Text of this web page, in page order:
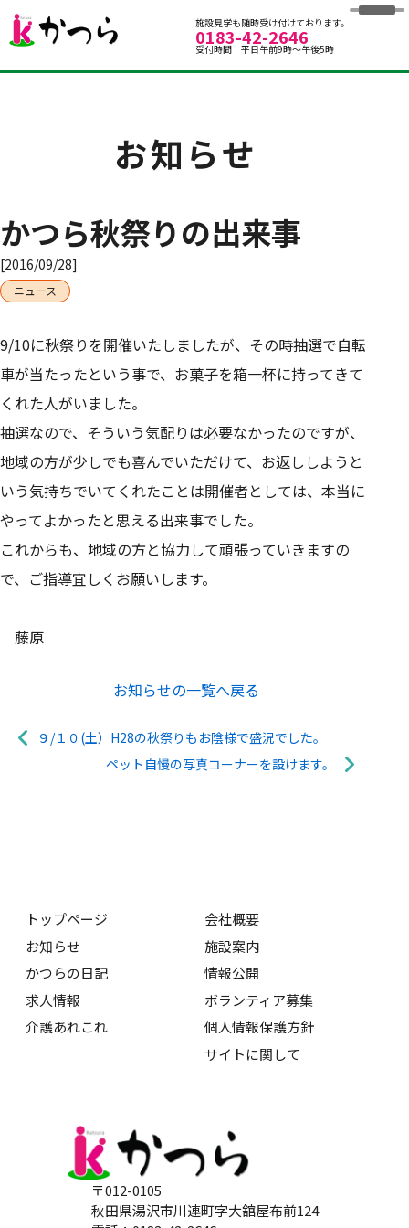
グループホームかつら
施設見学も随時受け付けております。
0183-42-2646
受付時間 平日午前9時～午後5時
お知らせ
かつら秋祭りの出来事
[2016/09/28]
ニュース
9/10に秋祭りを開催いたしましたが、その時抽選で自転
車が当たったという事で、お菓子を箱一杯に持ってきて
くれた人がいました。
抽選なので、そういう気配りは必要なかったのですが、
地域の方が少しでも喜んでいただけて、お返ししようと
いう気持ちでいてくれたことは開催者としては、本当に
やってよかったと思える出来事でした。
これからも、地域の方と協力して頑張っていきますの
で、ご指導宜しくお願いします。
藤原
お知らせの一覧へ戻る
９/１０(土）H28の秋祭りもお陰様で盛況でした。
ペット自慢の写真コーナーを設けます。
トップページ
お知らせ
かつらの日記
会社概要
施設案内
情報公開
求人情報
介護あれこれ
ボランティア募集
個人情報保護方針
サイトに関して
〒012-0105
秋田県湯沢市川連町字大舘屋布前124